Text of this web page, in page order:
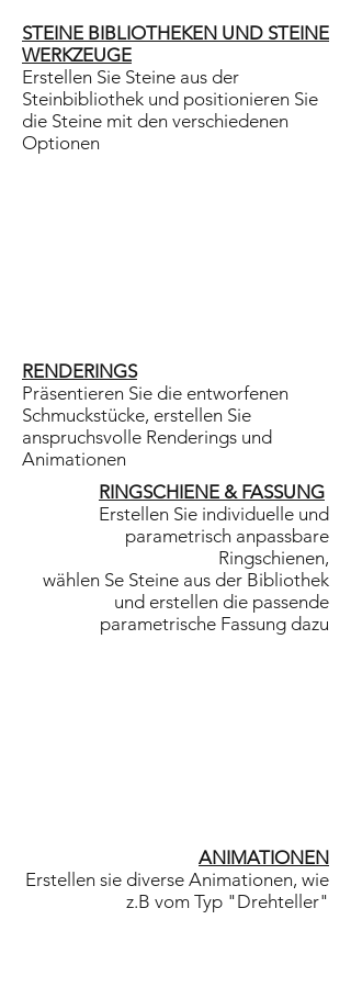
STEINE BIBLIOTHEKEN UND STEINE
WERKZEUGE
Erstellen Sie Steine aus der
Steinbibliothek und positionieren Sie
die Steine mit den verschiedenen
Optionen
RENDERINGS
Präsentieren Sie die entworfenen
Schmuckstücke, erstellen Sie
anspruchsvolle Renderings und
Animationen
RINGSCHIENE & FASSUNG
Erstellen Sie individuelle und
parametrisch anpassbare
Ringschienen,
wählen Se Steine aus der Bibliothek
und erstellen die passende
parametrische Fassung dazu
ANIMATIONEN
Erstellen sie diverse Animationen, wie
z.B vom Typ "Drehteller"